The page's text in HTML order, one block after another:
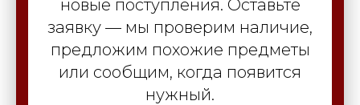
новые поступления. Оставьте
заявку — мы проверим наличие,
предложим похожие предметы
или сообщим, когда появится
нужный.